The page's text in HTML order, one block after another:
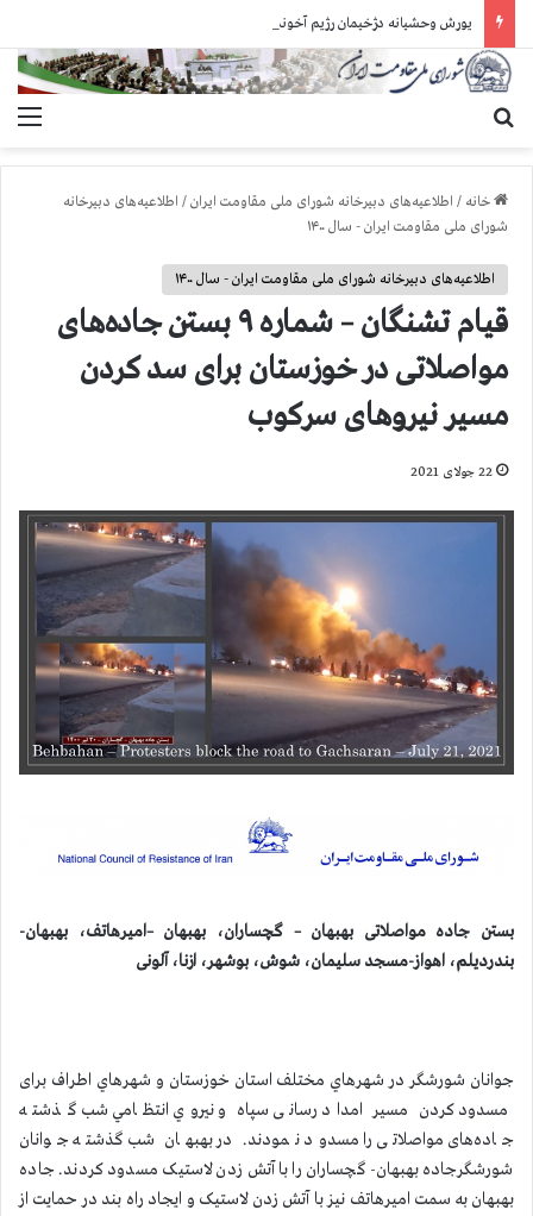
خانه / اطلاعیه‌های دبیرخانه شورای ملی مقاومت ایران/ اطلاعیه‌های دبیرخانه
شورای ملی مقاومت ایران - سال ۱۴۰۰
اطلاعیه‌های دبیرخانه شورای ملی مقاومت ایران - سال ۱۴۰۰
قيام تشنگان – شماره ۹ بستن جاده‌های
مواصلاتی در خوزستان برای سد کردن
مسیر نیروهای سرکوب
22 جولای 2021
بستن جاده مواصلاتی بهبهان – گچساران، بهبهان –امیرهاتف، بهبهان-
بندردیلم، اهواز-مسجد سلیمان، شوش، بوشهر، ازنا، آلونی
جوانان شورشگر در شهرهاي مختلف استان خوزستان و شهرهاي اطراف برای
مسدود کردن مسیر امداد رسانی سپاه و نيروي انتظامي شب گذشته
جاده‌های مواصلاتی را مسدود نمودند. در بهبهان شب گذشته جوانان
شورشگرجاده بهبهان- گچساران را با آتش زدن لاستیک مسدود کردند. جاده
بهبهان به سمت امیرهاتف نیز با آتش زدن لاستیک و ایجاد راه بند در حمایت از